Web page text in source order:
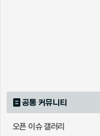
공통 커뮤니티
오픈 이슈 갤러리